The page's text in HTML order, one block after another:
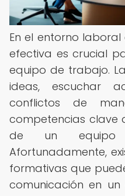
En el entorno
efectiva es crucial
equipo de trabajo.
ideas, escuchar
conflictos de
competencias clave
de un equipo
Afortunadamente,
formativas que
comunicación en